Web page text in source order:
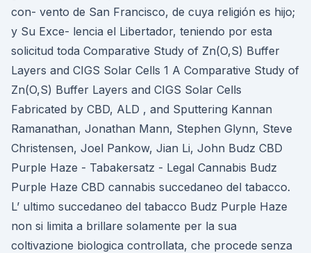
con- vento de San Francisco, de cuya religión es hijo;
y Su Exce- lencia el Libertador, teniendo por esta
solicitud toda Comparative Study of Zn(O,S) Buffer
Layers and CIGS Solar Cells 1 A Comparative Study of
Zn(O,S) Buffer Layers and CIGS Solar Cells
Fabricated by CBD, ALD , and Sputtering Kannan
Ramanathan, Jonathan Mann, Stephen Glynn, Steve
Christensen, Joel Pankow, Jian Li, John Budz CBD
Purple Haze - Tabakersatz - Legal Cannabis Budz
Purple Haze CBD cannabis succedaneo del tabacco.
L’ ultimo succedaneo del tabacco Budz Purple Haze
non si limita a brillare solamente per la sua
coltivazione biologica controllata, che procede senza